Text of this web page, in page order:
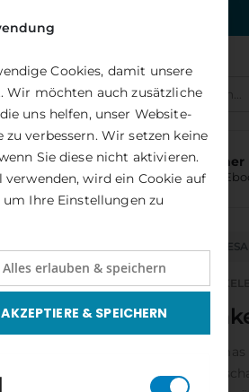
Alle(s)
Bücher
und
AUTOREN H – K
Cookies, damit unsere
Wir möchten auch zusätzliche
uns helfen, unser Website-
verbessern. Wir setzen keine
Sie diese nicht aktivieren.
verwenden, wird ein Cookie auf
Ihre Einstellungen zu
Alles erlauben & speichern
AKZEPTIERE & SPEICHERN